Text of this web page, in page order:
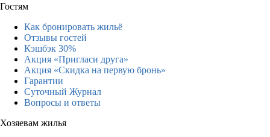
Гостям
Как бронировать жильё
Отзывы гостей
Кэшбэк 30%
Акция «Пригласи друга»
Акция «Скидка на первую бронь»
Гарантии
Суточный Журнал
Вопросы и ответы
Хозяевам жилья